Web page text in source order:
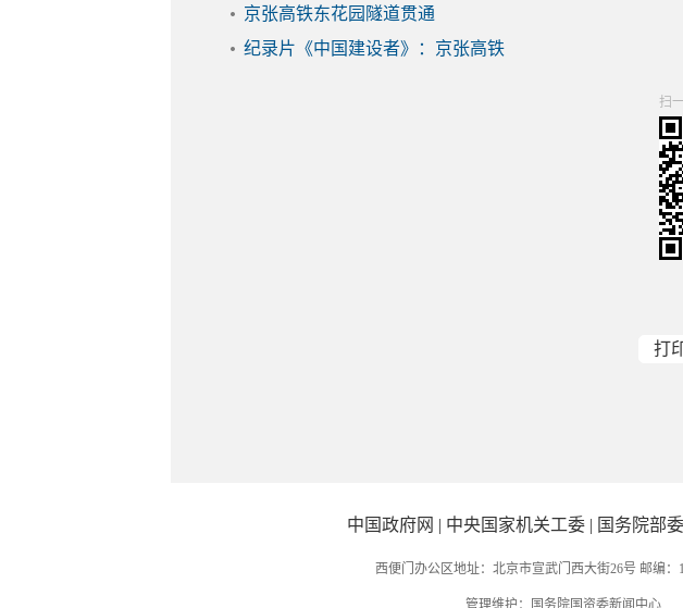
京张高铁东花园隧道贯通
纪录片《中国建设者》：京张高铁
扫
打
中国政府网 | 中央国家机关工委 | 国务院部委
西便门办公区地址：北京市宣武门西大街26号 邮编
管理维护：国务院国资委新闻中心